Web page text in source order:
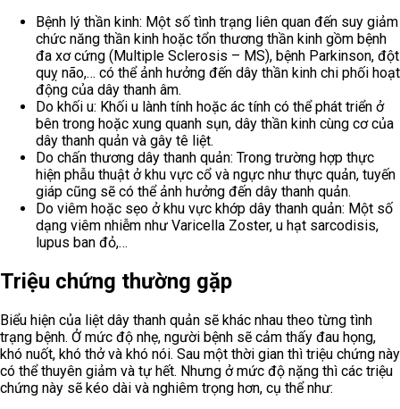
Bệnh lý thần kinh: Một số tình trạng liên quan đến suy giảm
chức năng thần kinh hoặc tổn thương thần kinh gồm bệnh
đa xơ cứng (Multiple Sclerosis – MS), bệnh Parkinson, đột
quỵ não,… có thể ảnh hưởng đến dây thần kinh chi phối hoạt
động của dây thanh âm.
Do khối u: Khối u lành tính hoặc ác tính có thể phát triển ở
bên trong hoặc xung quanh sụn, dây thần kinh cùng cơ của
dây thanh quản và gây tê liệt.
Do chấn thương dây thanh quản: Trong trường hợp thực
hiện phẫu thuật ở khu vực cổ và ngực như thực quản, tuyến
giáp cũng sẽ có thể ảnh hưởng đến dây thanh quản.
Do viêm hoặc sẹo ở khu vực khớp dây thanh quản: Một số
dạng viêm nhiễm như Varicella Zoster, u hạt sarcodisis,
lupus ban đỏ,…
Triệu chứng thường gặp
Biểu hiện của liệt dây thanh quản sẽ khác nhau theo từng tình
trạng bệnh. Ở mức độ nhẹ, người bệnh sẽ cảm thấy đau họng,
khó nuốt, khó thở và khó nói. Sau một thời gian thì triệu chứng này
có thể thuyên giảm và tự hết. Nhưng ở mức độ nặng thì các triệu
chứng này sẽ kéo dài và nghiêm trọng hơn, cụ thể như: